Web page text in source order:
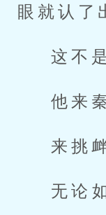
眼就认了
这不
他来
来挑
无论